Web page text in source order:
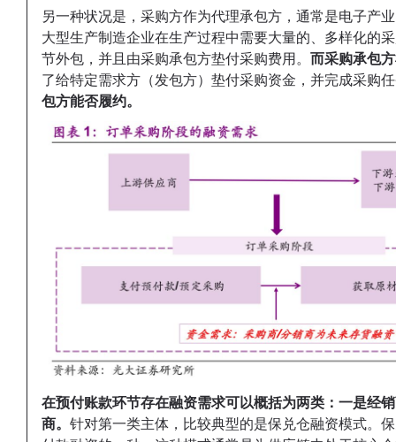
另一种状况是，采购方作为代理承包方，通常是电子产
大型生产制造企业在生产过程中需要大量的、多样化的
节外包，并且由采购承包方垫付采购费用。 而采购承包
了给特定需求方（发包方）垫付采购资金，并完成采购
包方能否履约。
在预付账款环节存在融资需求可以概括为两类： 一是经
商。 针对第一类主体，比较典型的是保兑仓融资模式。